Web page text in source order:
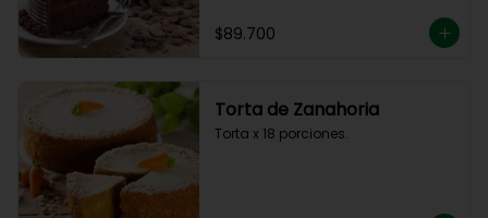
$89.700
Torta de Zanahoria
Torta x 18 porciones.